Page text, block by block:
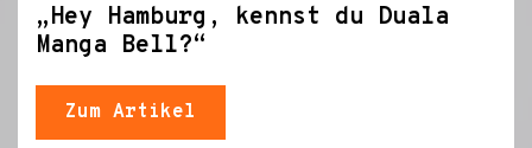
„Hey Hamburg, kennst du Duala
Manga Bell?“
Zum Artikel